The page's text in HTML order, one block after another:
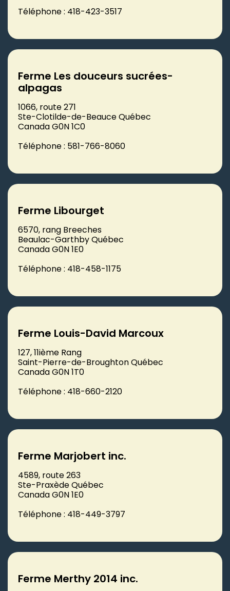
Téléphone : 418-423-3517
Ferme Les douceurs sucrées-
alpagas
1066, route 271
Ste-Clotilde-de-Beauce Québec
Canada G0N 1C0
Téléphone : 581-766-8060
Ferme Libourget
6570, rang Breeches
Beaulac-Garthby Québec
Canada G0N 1E0
Téléphone : 418-458-1175
Ferme Louis-David Marcoux
127, 11ième Rang
Saint-Pierre-de-Broughton Québec
Canada G0N 1T0
Téléphone : 418-660-2120
Ferme Marjobert inc.
4589, route 263
Ste-Praxède Québec
Canada G0N 1E0
Téléphone : 418-449-3797
Ferme Merthy 2014 inc.